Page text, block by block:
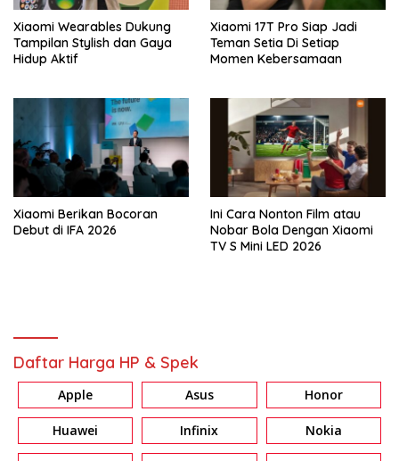
Xiaomi Wearables Dukung
Tampilan Stylish dan Gaya
Hidup Aktif
Xiaomi 17T Pro Siap Jadi
Teman Setia Di Setiap
Momen Kebersamaan
Xiaomi Berikan Bocoran
Debut di IFA 2026
Ini Cara Nonton Film atau
Nobar Bola Dengan Xiaomi
TV S Mini LED 2026
Daftar Harga HP & Spek
Apple Asus Honor
Huawei Infinix Nokia